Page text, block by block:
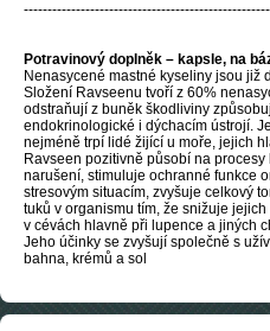
Potravinový doplněk – kapsle, na
Nenasycené mastné kyseliny jsou již
Složení Ravseenu tvoří z 60%
odstraňují z buněk škodliviny
endokrinologické i dýchacím ústrojí.
nejméně trpí lidé žijící u moře, jejich
Ravseen pozitivně působí na
narušení, stimuluje ochranné funkce
stresovým situacím, zvyšuje celkový
tuků v organismu tím, že snižuje
v cévách hlavně při lupence a jiných
Jeho účinky se zvyšují společně s
bahna, krémů a sol